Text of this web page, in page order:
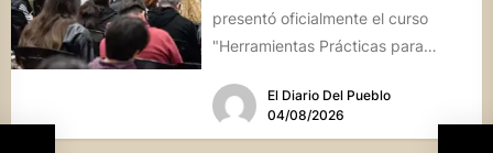
presentó oficialmente el curso
"Herramientas Prácticas para
destinada a emprendedores,...
El Diario Del Pueblo
04/08/2026